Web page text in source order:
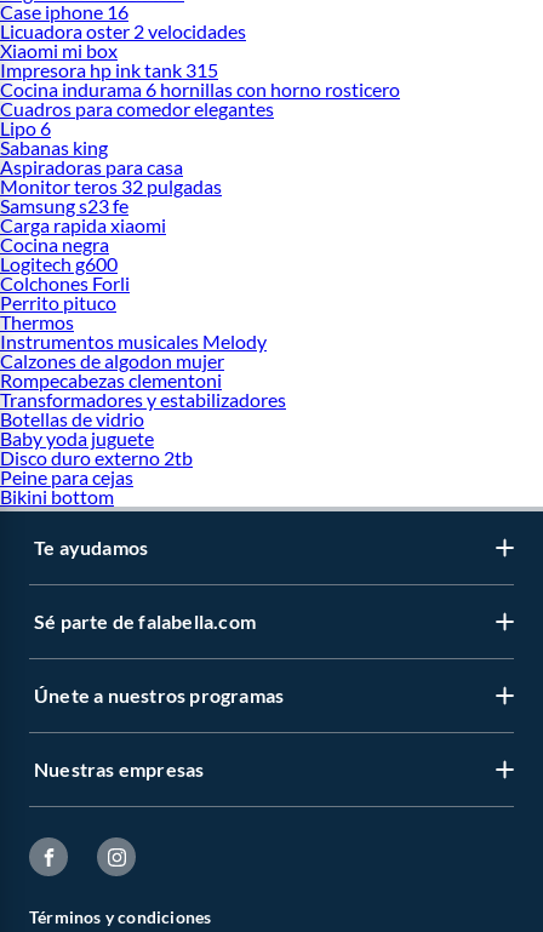
Case iphone 16
Licuadora oster 2 velocidades
Xiaomi mi box
Impresora hp ink tank 315
Cocina indurama 6 hornillas con horno rosticero
Cuadros para comedor elegantes
Lipo 6
Sabanas king
Aspiradoras para casa
Monitor teros 32 pulgadas
Samsung s23 fe
Carga rapida xiaomi
Cocina negra
Logitech g600
Colchones Forli
Perrito pituco
Thermos
Instrumentos musicales Melody
Calzones de algodon mujer
Rompecabezas clementoni
Transformadores y estabilizadores
Botellas de vidrio
Baby yoda juguete
Disco duro externo 2tb
Peine para cejas
Bikini bottom
Te ayudamos
Sé parte de falabella.com
Únete a nuestros programas
Nuestras empresas
Términos y condiciones